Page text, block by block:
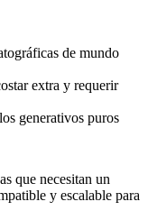
de mundo
extra y requerir
generativos puros
que necesitan un
y escalable para